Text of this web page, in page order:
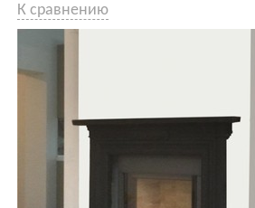
К сравнению